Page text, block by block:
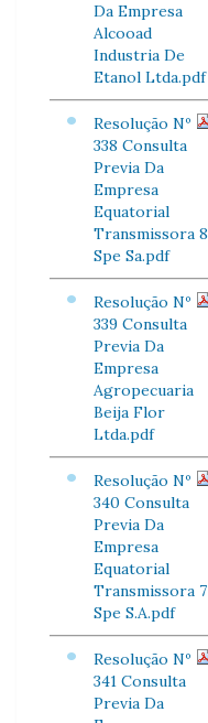
Da Empresa
Alcooad
Industria De
Etanol Ltda.pdf
Resolução Nº
338 Consulta
Previa Da
Empresa
Equatorial
Transmissora 8
Spe Sa.pdf
Resolução Nº
339 Consulta
Previa Da
Empresa
Agropecuaria
Beija Flor
Ltda.pdf
Resolução Nº
340 Consulta
Previa Da
Empresa
Equatorial
Transmissora 7
Spe S.A.pdf
Resolução Nº
341 Consulta
Previa Da